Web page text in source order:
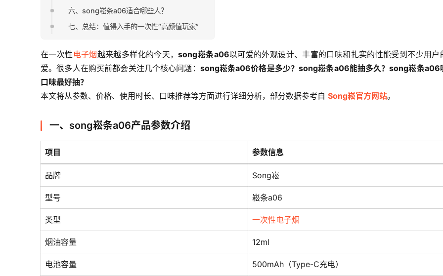
六、song崧条a06适合哪些人？
七、总结：值得入手的一次性“高颜值玩家”
在一次性 电子烟越来越多样化的今天，song崧条a06以可爱的外观设计、丰富的口味和扎实的性能受到不少用户
爱。很多人在购买前都会关注几个核心问题： song崧条a06价格是多少？song崧条a06能抽多久？song崧条a06
口味最好抽？
本文将从参数、价格、使用时长、口味推荐等方面进行详细分析，部分数据参考自 Song崧官方网站。
一、song崧条a06产品参数介绍
项目 参数信息
品牌 Song崧
型号 崧条a06
类型 一次性电子烟
烟油容量 12ml
电池容量 500mAh（Type-C充电）